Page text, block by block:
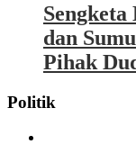
dan
Pihak
Politik